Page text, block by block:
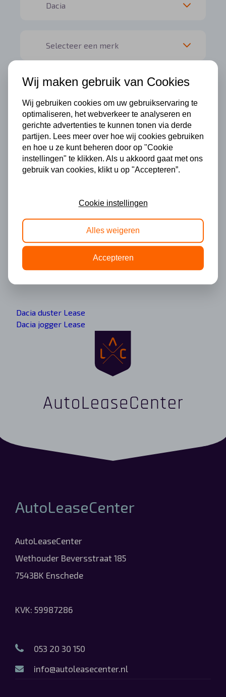
Dacia lease
Dacia duster Lease
Dacia jogger Lease
Dacia lodgy stepway Lease
Dacia sandero stepway Lease
AutoLeaseCenter
AutoLeaseCenter
Wethouder Beversstraat 185
7543BK Enschede
KVK: 59987286
053 20 30 150
info@autoleasecenter.nl
Wij maken gebruik van Cookies
Wij gebruiken cookies om uw gebruikservaring te
optimaliseren, het webverkeer te analyseren en
gerichte advertenties te kunnen tonen via derde
partijen. Lees meer over hoe wij cookies gebruiken
en hoe u ze kunt beheren door op "Cookie
instellingen" te klikken. Als u akkoord gaat met ons
gebruik van cookies, klikt u op "Accepteren”.
Cookie instellingen
Alles weigeren
Accepteren